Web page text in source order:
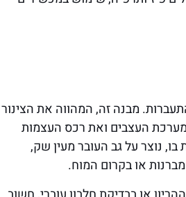
מבנה זה, המהווה את הצינור
העצבים ואת רכס העצמות
נוצר על גב העובר מעין שק,
או בקרום המוח.